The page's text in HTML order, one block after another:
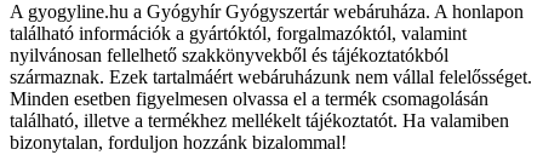
A gyogyline.hu a Gyógyhír Gyógyszertár webáruháza. A honlapon
található információk a gyártóktól, forgalmazóktól, valamint
nyilvánosan fellelhető szakkönyvekből és tájékoztatókból
származnak. Ezek tartalmáért webáruházunk nem vállal felelősséget.
Minden esetben figyelmesen olvassa el a termék csomagolásán
található, illetve a termékhez mellékelt tájékoztatót. Ha valamiben
bizonytalan, forduljon hozzánk bizalommal!